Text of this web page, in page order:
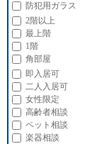
防犯用ガラス
2階以上
最上階
1階
角部屋
即入居可
二人入居可
女性限定
高齢者相談
ペット相談
楽器相談